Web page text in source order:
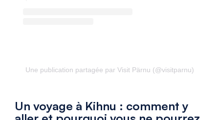
Une publication partagée par Visit Pärnu (@visitparnu)
Un voyage à Kihnu : comment y